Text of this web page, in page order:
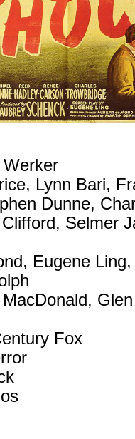
Werker
Lynn Bari,
Dunne,
Selmer
Eugene
Fox